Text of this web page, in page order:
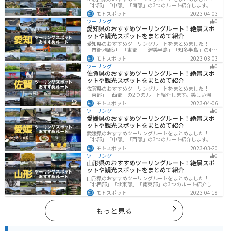
「北部」「中部」「南部」の3つのルート紹介します。海
と山に囲まれた自然豊かなエリアが広がり、様々な楽し
み方ができます。バイクで和歌山県にツーリングに行く
際は参考にしてください。
モトスポット
2023-04-03
ツーリング
0
愛知県のおすすめツーリングルート！絶景スポ
ットや観光スポットをまとめて紹介
愛知県のおすすめツーリングルートをまとめました！
「市街地周辺」「東部」「渥美半島」「知多半島」の4つ
のルート紹介します。名古屋周辺の栄えたスポットから
山、海、美術館なども多数あり、自然・歴史・文化を満
喫するツーリングができます。バイクで愛知県にツーリ
ングに行く際は参考にしてください。
モトスポット
2023-03-03
ツーリング
0
佐賀県のおすすめツーリングルート！絶景スポ
ットや観光スポットをまとめて紹介
佐賀県のおすすめツーリングルートをまとめました！
「東部」「西部」の2つのルート紹介します。美しい温泉
地や古墳群、歴史ある城や神社仏閣など、バイクツーリ
ングに適したスポットが多数存在し、様々な楽しみ方が
できます。バイクで佐賀県にツーリングに行く際は参考
にしてください。
モトスポット
2023-04-06
ツーリング
0
愛媛県のおすすめツーリングルート！絶景スポ
ットや観光スポットをまとめて紹介
愛媛県のおすすめツーリングルートをまとめました！
「北部」「中部」「西部」の3つのルート紹介します。山
や海といった自然だけでなく、気軽に渡れる島もあり
様々な楽しみ方ができます。バイクで愛媛県にツーリン
グに行く際は参考にしてください。
モトスポット
2023-03-20
ツーリング
0
山形県のおすすめツーリングルート！絶景スポ
ットや観光スポットをまとめて紹介
山形県のおすすめツーリングルートをまとめました！
「北西部」「北東部」「南東部」の3つのルート紹介しま
す。豊かな自然と歴史的な観光スポット、山と海どちら
も堪能できるスポットが多数あります。バイクで山形県
にツーリングに行く際は参考にしてください。
モトスポット 2023-04-18
もっと見る